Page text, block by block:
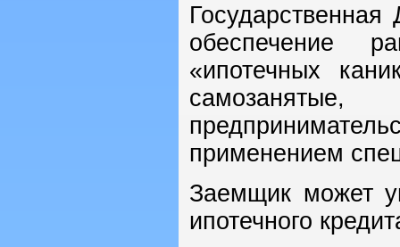
обеспечение
«ипотечных
применением
Заемщик может
ипотечного